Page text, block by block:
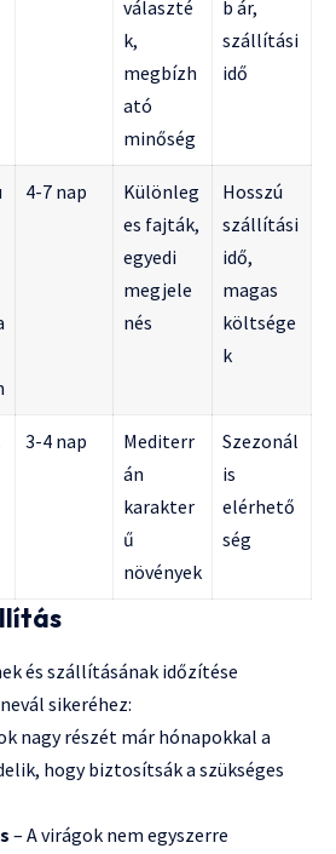
választé
k,
megbízh
ató
minőség
b ár,
szállítási
idő
4-7 nap
Különleg
es fajták,
egyedi
megjele
nés
Hosszú
szállítási
idő,
magas
költsége
k
3-4 nap
Mediterr
án
karakter
ű
növények
Szezonál
is
elérhető
ség
és szállításának időzítése
sikeréhez:
nagy részét már hónapokkal a
hogy biztosítsák a szükséges
– A virágok nem egyszerre